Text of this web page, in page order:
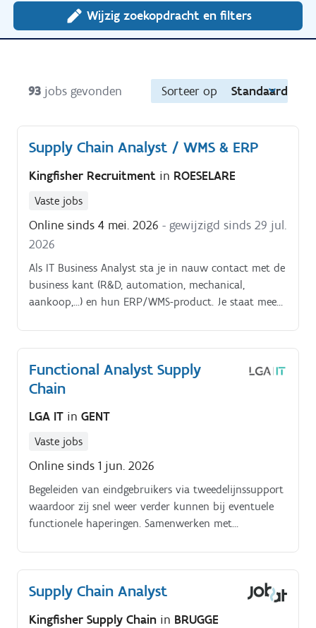
Wijzig zoekopdracht en filters
93 jobs gevonden Sorteer op Standaard
Supply Chain Analyst / WMS & ERP
Kingfisher Recruitment in ROESELARE
Vaste jobs
Online sinds 4 mei. 2026 - gewijzigd sinds 29 jul.
2026
Als IT Business Analyst sta je in nauw contact met de
business kant (R&D, automation, mechanical,
aankoop,…) en hun ERP/WMS-product. Je staat mee
nieuwste ERP-pakket van A tot Z. Bovendien ga je
vanuit een helikopter view specifieke analyses
uitwerken ter optimalisatie van hun
bedrijfsprocessen, Supply Chain flows en de bigger-
Functional Analyst Supply
Chain
LGA IT in GENT
Vaste jobs
Online sinds 1 jun. 2026
Begeleiden van eindgebruikers via tweedelijnssupport
waardoor zij snel weer verder kunnen bij eventuele
functionele haperingen. Samenwerken met
theorie en praktijk te dichten.
Supply Chain Analyst
Kingfisher Supply Chain in BRUGGE